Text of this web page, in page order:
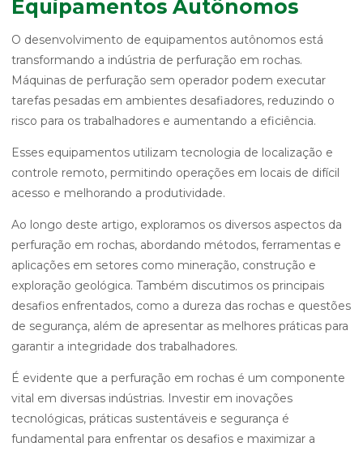
Equipamentos Autônomos
O desenvolvimento de equipamentos autônomos está
transformando a indústria de perfuração em rochas.
Máquinas de perfuração sem operador podem executar
tarefas pesadas em ambientes desafiadores, reduzindo o
risco para os trabalhadores e aumentando a eficiência.
Esses equipamentos utilizam tecnologia de localização e
controle remoto, permitindo operações em locais de difícil
acesso e melhorando a produtividade.
Ao longo deste artigo, exploramos os diversos aspectos da
perfuração em rochas, abordando métodos, ferramentas e
aplicações em setores como mineração, construção e
exploração geológica. Também discutimos os principais
desafios enfrentados, como a dureza das rochas e questões
de segurança, além de apresentar as melhores práticas para
garantir a integridade dos trabalhadores.
É evidente que a perfuração em rochas é um componente
vital em diversas indústrias. Investir em inovações
tecnológicas, práticas sustentáveis e segurança é
fundamental para enfrentar os desafios e maximizar a